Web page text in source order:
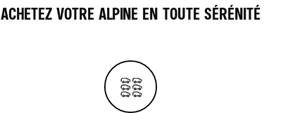
ACHETEZ VOTRE ALPINE EN TOUTE SÉRÉNITÉ